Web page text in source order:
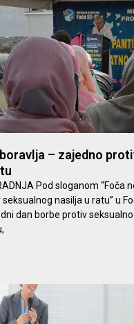
– zajedno
Pod sloganom “Foča
nasilja u ratu” u
dan borbe protiv